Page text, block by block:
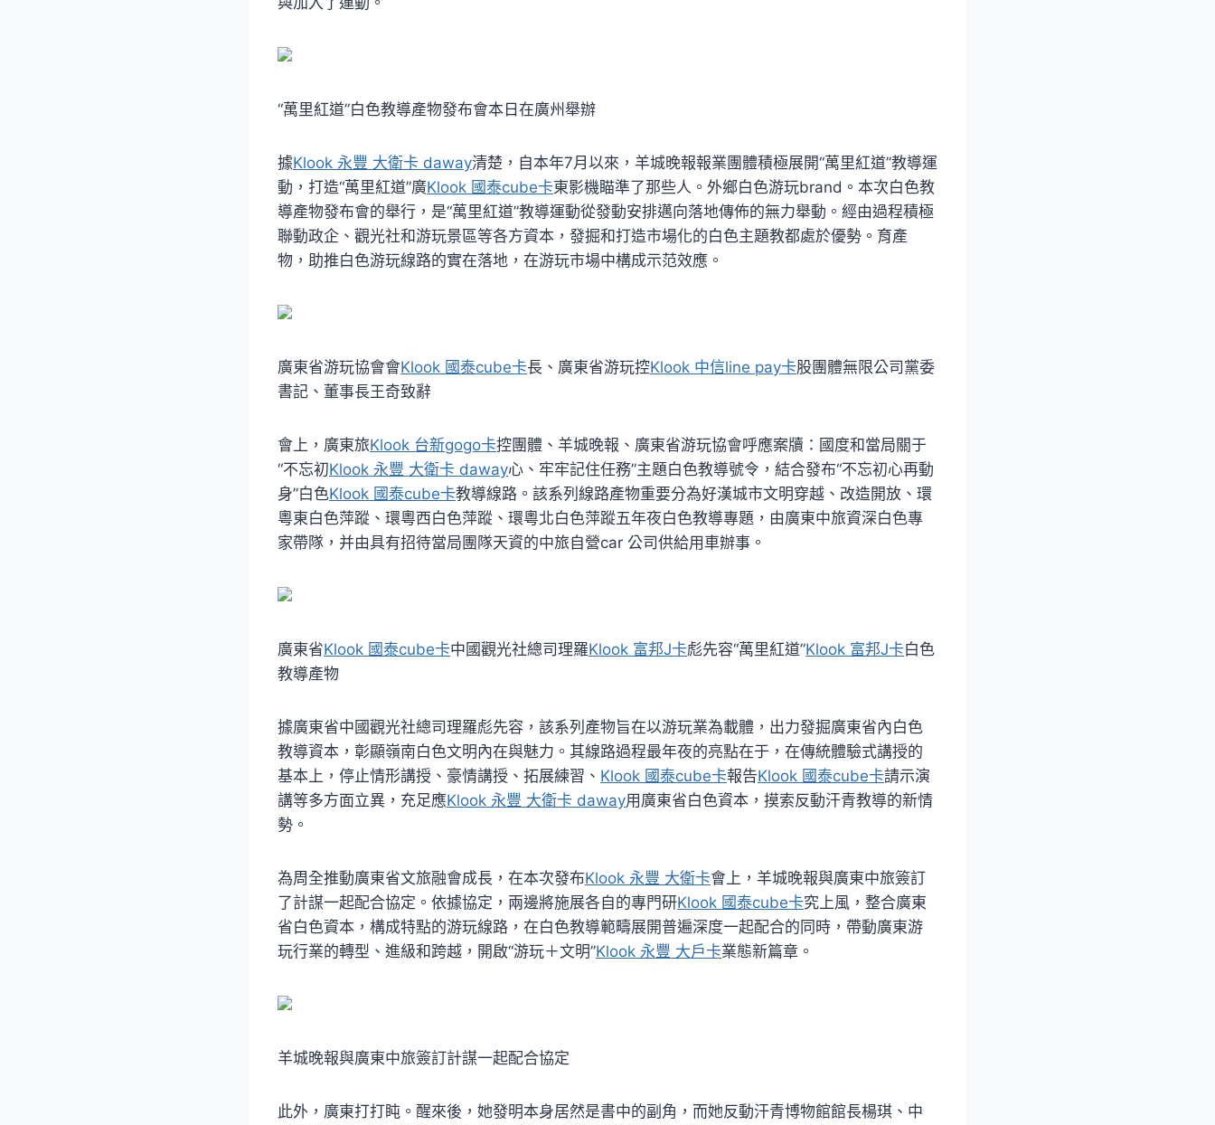
“萬里紅道”白色教導產物發布會本日在廣州舉辦
據Klook 永豐 大衛卡 daway清楚，自本年7月以來，羊城晚報報業團體積極展開“萬里紅道”教導運
動，打造“萬里紅道”廣Klook 國泰cube卡東影機瞄準了那些人。外鄉白色游玩brand。本次白色教
導產物發布會的舉行，是“萬里紅道”教導運動從發動安排邁向落地傳佈的無力舉動。經由過程積極
聯動政企、觀光社和游玩景區等各方資本，發掘和打造市場化的白色主題教都處於優勢。育產
物，助推白色游玩線路的實在落地，在游玩市場中構成示范效應。
廣東省游玩協會會Klook 國泰cube卡長、廣東省游玩控Klook 中信line pay卡股團體無限公司黨委
書記、董事長王奇致辭
會上，廣東旅Klook 台新gogo卡控團體、羊城晚報、廣東省游玩協會呼應案牘：國度和當局關于
“不忘初Klook 永豐 大衛卡 daway心、牢牢記住任務”主題白色教導號令，結合發布“不忘初心再動
身”白色Klook 國泰cube卡教導線路。該系列線路產物重要分為好漢城市文明穿越、改造開放、環
粵東白色萍蹤、環粵西白色萍蹤、環粵北白色萍蹤五年夜白色教導專題，由廣東中旅資深白色專
家帶隊，并由具有招待當局團隊天資的中旅自營car 公司供給用車辦事。
廣東省Klook 國泰cube卡中國觀光社總司理羅Klook 富邦J卡彪先容“萬里紅道”Klook 富邦J卡白色
教導產物
據廣東省中國觀光社總司理羅彪先容，該系列產物旨在以游玩業為載體，出力發掘廣東省內白色
教導資本，彰顯嶺南白色文明內在與魅力。其線路過程最年夜的亮點在于，在傳統體驗式講授的
基本上，停止情形講授、豪情講授、拓展練習、 Klook 國泰cube卡報告Klook 國泰cube卡請示演
講等多方面立異，充足應Klook 永豐 大衛卡 daway用廣東省白色資本，摸索反動汗青教導的新情
勢。
為周全推動廣東省文旅融會成長，在本次發布Klook 永豐 大衛卡會上，羊城晚報與廣東中旅簽訂
了計謀一起配合協定。依據協定，兩邊將施展各自的專門研Klook 國泰cube卡究上風，整合廣東
省白色資本，構成特點的游玩線路，在白色教導範疇展開普遍深度一起配合的同時，帶動廣東游
玩行業的轉型、進級和跨越，開啟“游玩＋文明”Klook 永豐 大戶卡業態新篇章。
羊城晚報與廣東中旅簽訂計謀一起配合協定
此外，廣東打打盹。醒來後，她發明本身居然是書中的副角，而她反動汗青博物館館長楊琪、中